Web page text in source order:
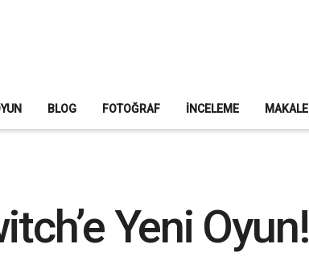
BLOG FOTOĞRAF İNCELEME MAKALE
Yeni Oyun!